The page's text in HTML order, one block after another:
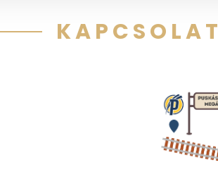
KAPCSOLAT